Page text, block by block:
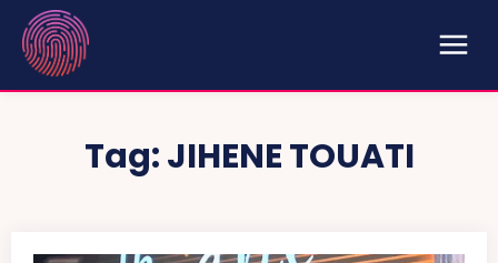
Tag:JIHENE TOUATI